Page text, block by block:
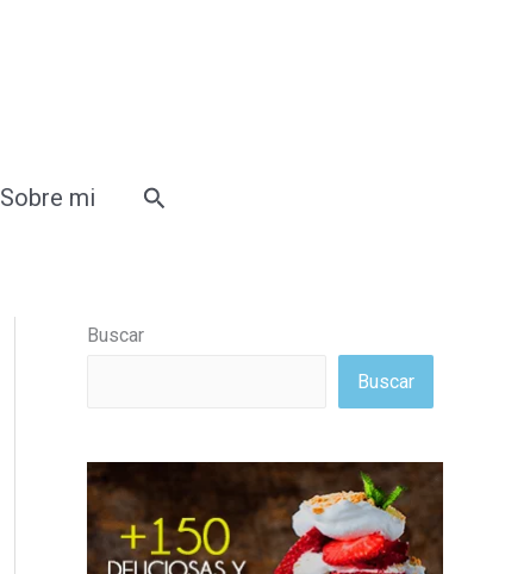
Sobre mi Buscar
Buscar
Buscar